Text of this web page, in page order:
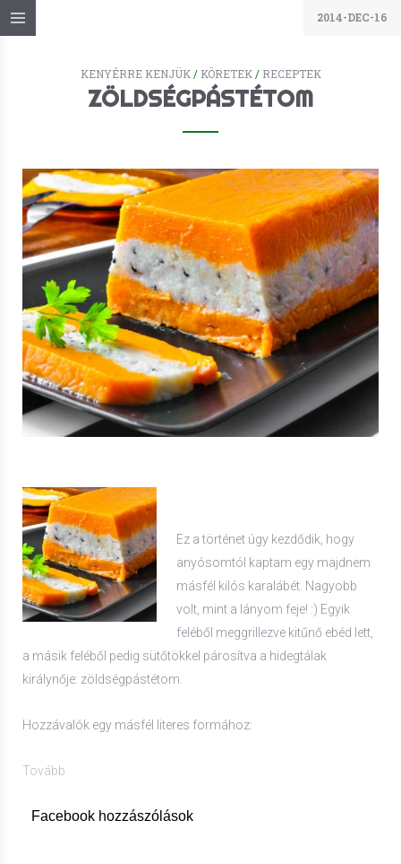
2014-DEC-16
KENYÉRRE KENJÜK/ KÖRETEK/ RECEPTEK
ZÖLDSÉGPÁSTÉTOM
Ez a történet úgy kezdődik, hogy
anyósomtól kaptam egy majdnem
másfél kilós karalábét. Nagyobb
volt, mint a lányom feje! :) Egyik
feléből meggrillezve kitűnő ebéd lett,
a másik feléből pedig sütőtökkel párosítva a hidegtálak
királynője: zöldségpástétom.
Hozzávalók egy másfél literes formához:
Tovább
Facebook hozzászólások